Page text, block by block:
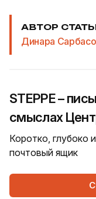
АВТОР
Динара
STEPPE –
смыслах
Коротко,
почтовый ящик